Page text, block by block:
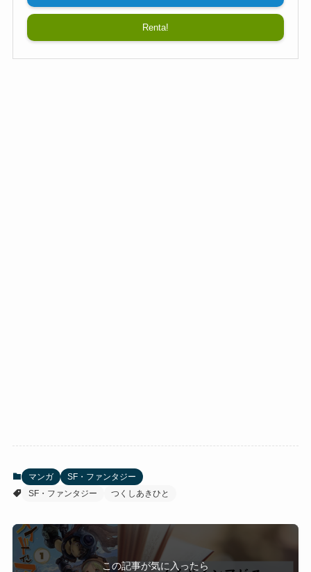
Renta!
マンガ
SF・ファンタジー
SF・ファンタジー
つくしあきひと
この記事が気に入ったら